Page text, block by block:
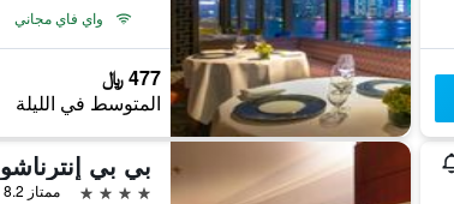
واي فاي مجاني
477 ﷼
المتوسط في الليلة
بي بي
4 نجوم
ممتاز 8.2